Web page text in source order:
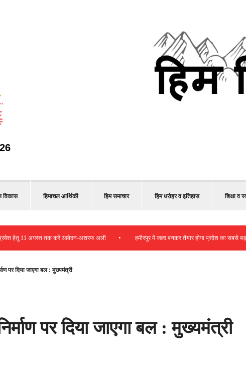
विकास हिमाचल आर्थिकी हिम समाचार हिम धरोहर व इतिहास शिक्षा व
11 अगस्त तक करें आवेदन-अशरफ अली • हमीरपुर में जल्द बनकर तैयार होगा प्रदेश का सबसे बड़ा बस
पर दिया जाएगा बल : मुख्यमंत्री
पर दिया जाएगा बल : मुख्यमंत्री